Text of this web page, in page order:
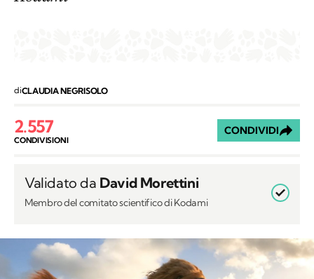
diCLAUDIA NEGRISOLO
2.557
CONDIVISIONI
CONDIVIDI
Validato da David Morettini
Membro del comitato scientifico di Kodami